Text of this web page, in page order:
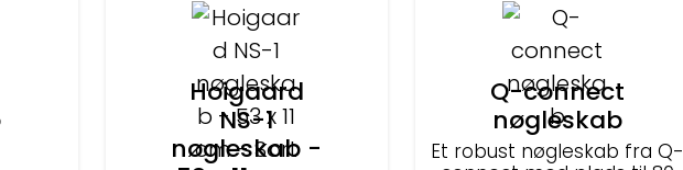
Hoigaard
NS-1
nøgleskab -
Q-connect
nøgleskab
Et robust nøgleskab fra Q-